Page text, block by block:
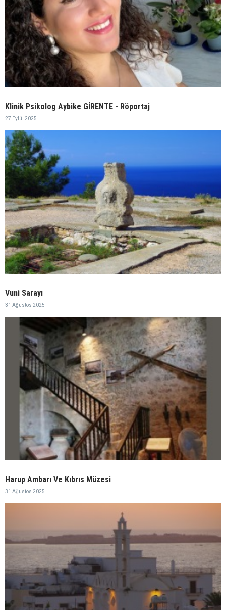
Klinik Psikolog Aybike GİRENTE - Röportaj
27 Eylül 2025
Vuni Sarayı
31 Ağustos 2025
Harup Ambarı Ve Kıbrıs Müzesi
31 Ağustos 2025